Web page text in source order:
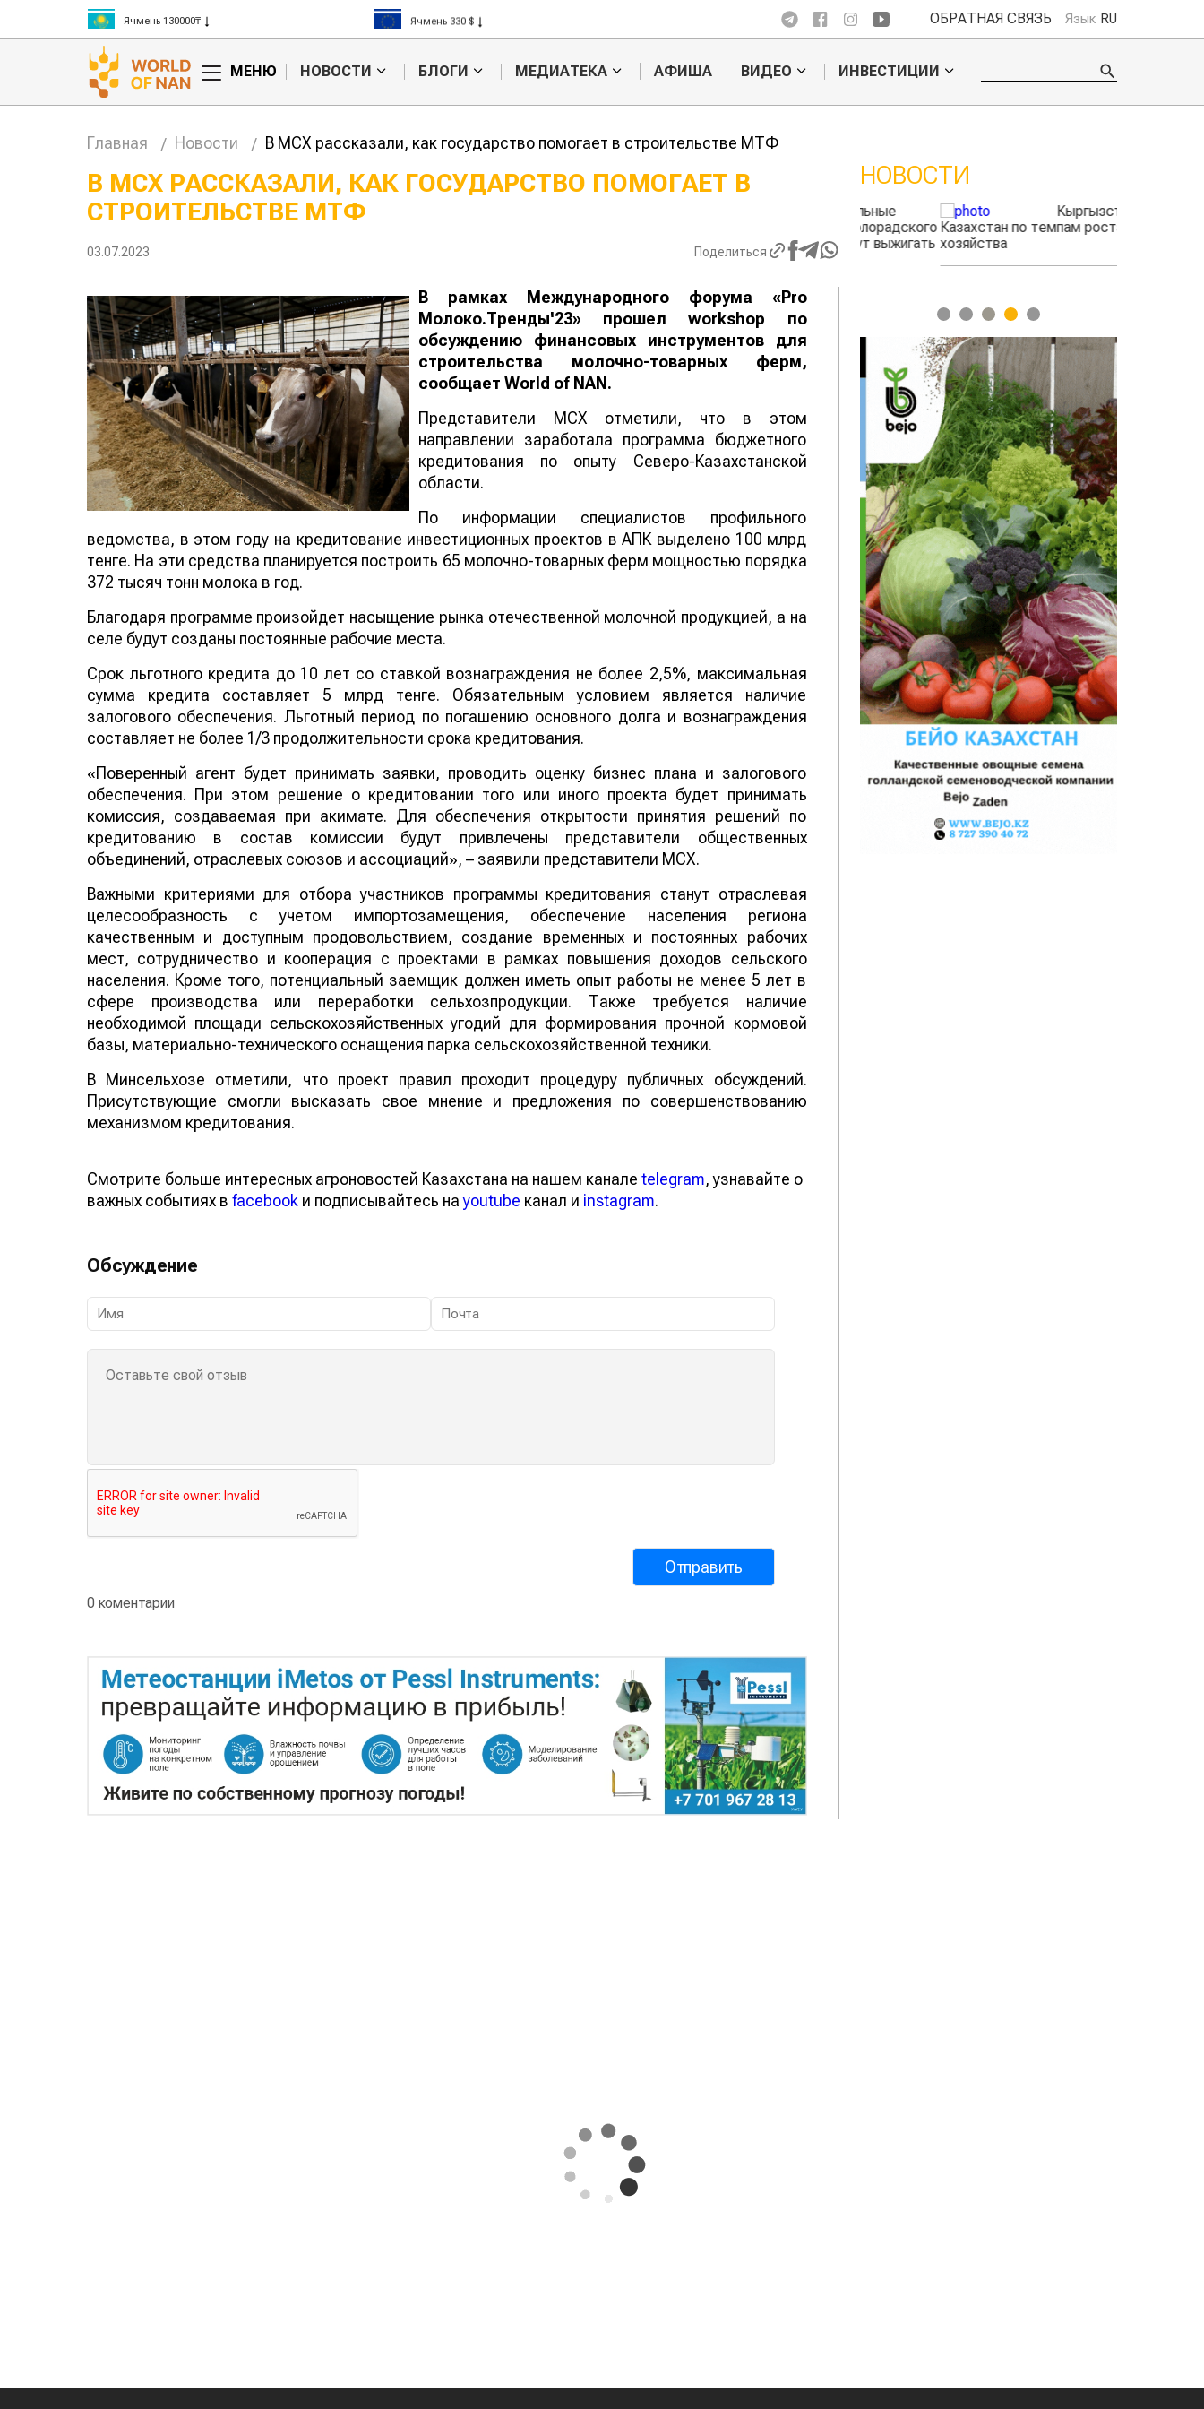
Ячмень 130000₸
Кукуруза 150000₸
Рис 300000₸
Пшеница 3 класс 125000₸
Ячмень 330 $
Кукуруза 301 $
Пшеница 423 $
ОБРАТНАЯ СВЯЗЬ Язык RU
МЕНЮ НОВОСТИ БЛОГИ МЕДИАТЕКА АФИША ВИДЕО ИНВЕСТИЦИИ
Главная Новости В МСХ рассказали, как государство помогает в строительстве МТФ
В МСХ РАССКАЗАЛИ, КАК ГОСУДАРСТВО ПОМОГАЕТ В
СТРОИТЕЛЬСТВЕ МТФ
03.07.2023 Поделиться
В рамках Международного форума «Pro
Молоко.Тренды'23» прошел workshop по
обсуждению финансовых инструментов для
строительства молочно-товарных ферм,
сообщает World of NAN.
Представители МСХ отметили, что в этом
направлении заработала программа бюджетного
кредитования по опыту Северо-Казахстанской
области.
По информации специалистов профильного
ведомства, в этом году на кредитование инвестиционных проектов в АПК выделено 100 млрд
тенге. На эти средства планируется построить 65 молочно-товарных ферм мощностью порядка
372 тысяч тонн молока в год.
Благодаря программе произойдет насыщение рынка отечественной молочной продукцией, а на
селе будут созданы постоянные рабочие места.
Срок льготного кредита до 10 лет со ставкой вознаграждения не более 2,5%, максимальная
сумма кредита составляет 5 млрд тенге. Обязательным условием является наличие
залогового обеспечения. Льготный период по погашению основного долга и вознаграждения
составляет не более 1/3 продолжительности срока кредитования.
«Поверенный агент будет принимать заявки, проводить оценку бизнес плана и залогового
обеспечения. При этом решение о кредитовании того или иного проекта будет принимать
комиссия, создаваемая при акимате. Для обеспечения открытости принятия решений по
кредитованию в состав комиссии будут привлечены представители общественных
объединений, отраслевых союзов и ассоциаций», – заявили представители МСХ.
Важными критериями для отбора участников программы кредитования станут отраслевая
целесообразность с учетом импортозамещения, обеспечение населения региона
качественным и доступным продовольствием, создание временных и постоянных рабочих
мест, сотрудничество и кооперация с проектами в рамках повышения доходов сельского
населения. Кроме того, потенциальный заемщик должен иметь опыт работы не менее 5 лет в
сфере производства или переработки сельхозпродукции. Также требуется наличие
необходимой площади сельскохозяйственных угодий для формирования прочной кормовой
базы, материально-технического оснащения парка сельскохозяйственной техники.
В Минсельхозе отметили, что проект правил проходит процедуру публичных обсуждений.
Присутствующие смогли высказать свое мнение и предложения по совершенствованию
механизмом кредитования.
Смотрите больше интересных агроновостей Казахстана на нашем канале telegram, узнавайте о
важных событиях в facebook и подписывайтесь наyoutube канал и instagram.
Обсуждение
0 коментарии
НОВОСТИ
Жара в Китае может
жука будут выжигать
лазером
Кыргызстан обошел
Казахстан по темпам роста сельского
хозяйства
1 2 3 4 5